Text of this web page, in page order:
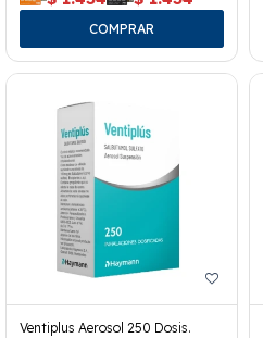
Ventiplus Aerosol 250 Dosis.